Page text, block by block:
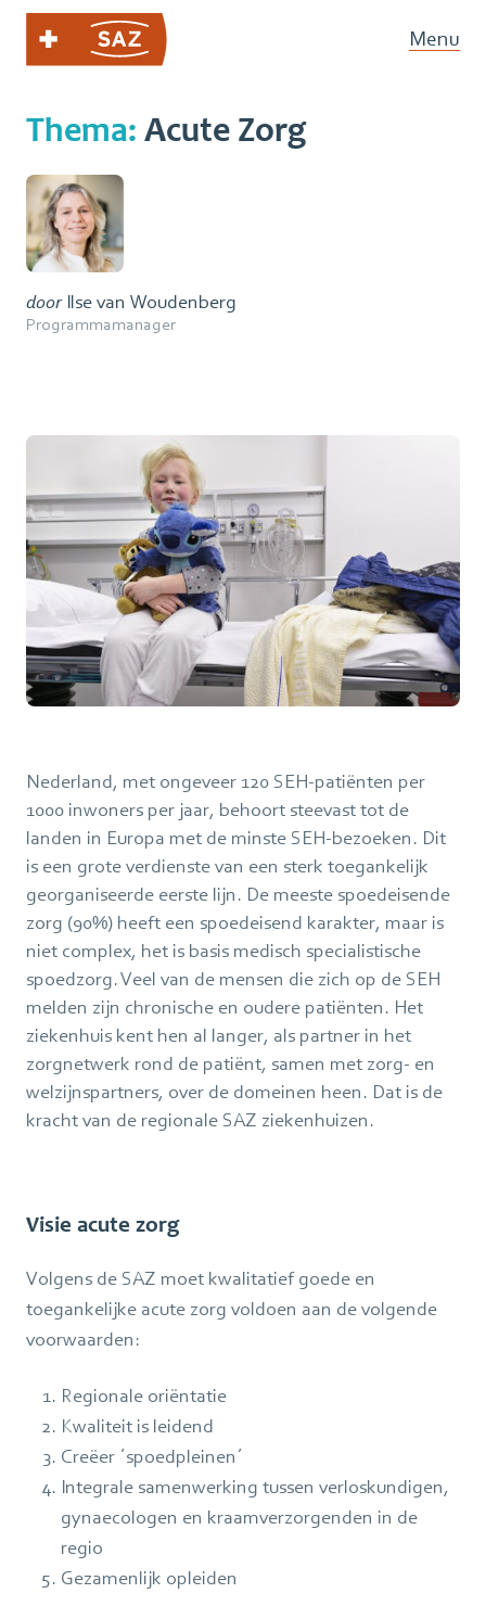
Menu
Thema: Acute Zorg
door Ilse van Woudenberg
Programmamanager
Nederland, met ongeveer 120 SEH-patiënten per
1000 inwoners per jaar, behoort steevast tot de
landen in Europa met de minste SEH-bezoeken. Dit
is een grote verdienste van een sterk toegankelijk
georganiseerde eerste lijn. De meeste spoedeisende
zorg (90%) heeft een spoedeisend karakter, maar is
niet complex, het is basis medisch specialistische
spoedzorg. Veel van de mensen die zich op de SEH
melden zijn chronische en oudere patiënten. Het
ziekenhuis kent hen al langer, als partner in het
zorgnetwerk rond de patiënt, samen met zorg- en
welzijnspartners, over de domeinen heen. Dat is de
kracht van de regionale SAZ ziekenhuizen.
Visie acute zorg
Volgens de SAZ moet kwalitatief goede en
toegankelijke acute zorg voldoen aan de volgende
voorwaarden:
Regionale oriëntatie
Kwaliteit is leidend
Creëer ´spoedpleinen´
Integrale samenwerking tussen verloskundigen,
gynaecologen en kraamverzorgenden in de
regio
Gezamenlijk opleiden